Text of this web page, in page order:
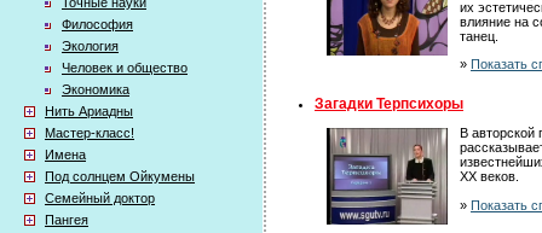
Философия
Экология
Человек и общество
Экономика
Нить Ариадны
Мастер-класс!
Имена
Под солнцем Ойкумены
Семейный доктор
Пангея
их
влияние на
танец.
» Показать
Загадки Терпсихоры
В
XX веков.
» Показать